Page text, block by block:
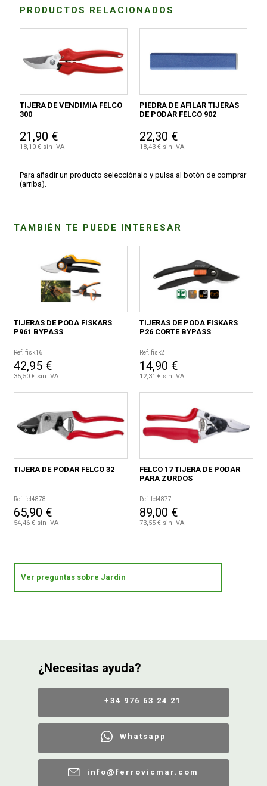
PRODUCTOS RELACIONADOS
TIJERA DE VENDIMIA FELCO
300
21,90 €
18,10 € sin IVA
PIEDRA DE AFILAR TIJERAS
DE PODAR FELCO 902
22,30 €
18,43 € sin IVA
Para añadir un producto selecciónalo y pulsa al botón de comprar
(arriba).
TAMBIÉN TE PUEDE INTERESAR
TIJERAS DE PODA FISKARS
P961 BYPASS
Ref. fisk16
42,95 €
35,50 € sin IVA
TIJERAS DE PODA FISKARS
P26 CORTE BYPASS
Ref. fisk2
14,90 €
12,31 € sin IVA
TIJERA DE PODAR FELCO 32
Ref. fel4878
65,90 €
54,46 € sin IVA
FELCO 17 TIJERA DE PODAR
PARA ZURDOS
Ref. fel4877
89,00 €
73,55 € sin IVA
Ver preguntas sobre Jardín
¿Necesitas ayuda?
+34 976 63 24 21
Whatsapp
info@ferrovicmar.com